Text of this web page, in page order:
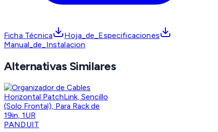
Ficha Técnica
Hoja_de_Especificaciones
Manual_de_Instalacion
Alternativas Similares
PANDUIT